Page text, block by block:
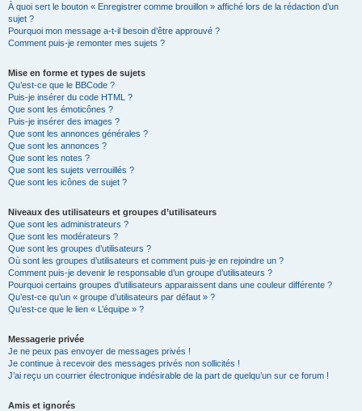
À quoi sert le bouton « Enregistrer comme brouillon » affiché lors de la rédaction d’un
sujet ?
Pourquoi mon message a-t-il besoin d’être approuvé ?
Comment puis-je remonter mes sujets ?
Mise en forme et types de sujets
Qu’est-ce que le BBCode ?
Puis-je insérer du code HTML ?
Que sont les émoticônes ?
Puis-je insérer des images ?
Que sont les annonces générales ?
Que sont les annonces ?
Que sont les notes ?
Que sont les sujets verrouillés ?
Que sont les icônes de sujet ?
Niveaux des utilisateurs et groupes d’utilisateurs
Que sont les administrateurs ?
Que sont les modérateurs ?
Que sont les groupes d’utilisateurs ?
Où sont les groupes d’utilisateurs et comment puis-je en rejoindre un ?
Comment puis-je devenir le responsable d’un groupe d’utilisateurs ?
Pourquoi certains groupes d’utilisateurs apparaissent dans une couleur différente ?
Qu’est-ce qu’un « groupe d’utilisateurs par défaut » ?
Qu’est-ce que le lien « L’équipe » ?
Messagerie privée
Je ne peux pas envoyer de messages privés !
Je continue à recevoir des messages privés non sollicités !
J’ai reçu un courrier électronique indésirable de la part de quelqu’un sur ce forum !
Amis et ignorés